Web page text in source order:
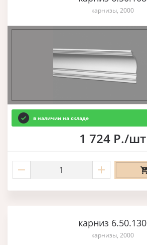
карнизы, 2000
в наличии на складе
1 724 Р./шт
карниз 6.50.130
карнизы, 2000